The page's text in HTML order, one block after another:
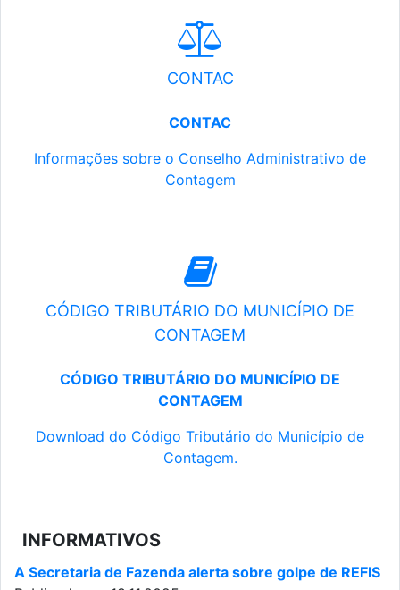
CONTAC
CONTAC
Informações sobre o Conselho Administrativo de
Contagem
CÓDIGO TRIBUTÁRIO DO MUNICÍPIO DE
CONTAGEM
CÓDIGO TRIBUTÁRIO DO MUNICÍPIO DE
CONTAGEM
Download do Código Tributário do Município de
Contagem.
INFORMATIVOS
A Secretaria de Fazenda alerta sobre golpe de REFIS